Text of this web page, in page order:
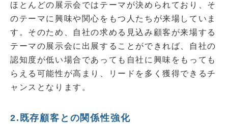
ほとんどの展示会ではテーマが決められており、そ
のテーマに興味や関心をもつ人たちが来場していま
す。そのため、自社の求める見込み顧客が来場する
テーマの展示会に出展することができれば、自社の
認知度が低い場合であっても自社に興味をもっても
らえる可能性が高まり、リードを多く獲得できるチ
ャンスとなります。
2.既存顧客との関係性強化